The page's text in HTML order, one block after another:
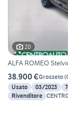
20
ALFA ROMEO
38.900 €Grosseto(
Usato
03/2023
Rivenditore